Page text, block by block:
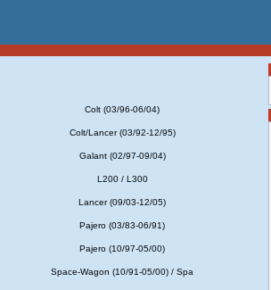
Colt (03/96-06/04)
Colt/Lancer (03/92-12/95)
Galant (02/97-09/04)
L200 / L300
Lancer (09/03-12/05)
Pajero (03/83-06/91)
Pajero (10/97-05/00)
Space-Wagon (10/91-05/00) / Spa